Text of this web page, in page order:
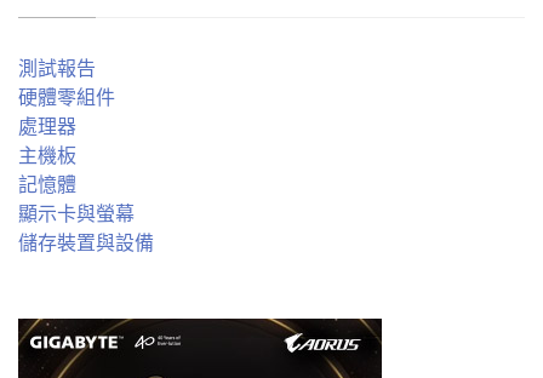
測試報告
硬體零組件
處理器
主機板
記憶體
顯示卡與螢幕
儲存裝置與設備